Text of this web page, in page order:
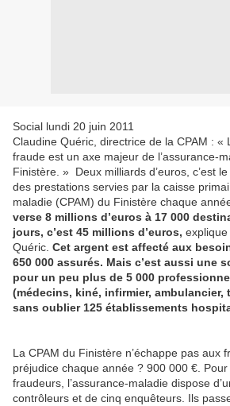
Social lundi 20 juin 2011
Claudine Quéric, directrice de la CPAM : «
fraude est un axe majeur de l’assurance-
Finistère. » Deux milliards d’euros, c’est
des prestations servies par la caisse
maladie (CPAM) du Finistère chaque
verse 8 millions d’euros à 17 000
jours, c’est 45 millions d’euros,
Quéric. Cet argent est affecté aux
650 000 assurés. Mais c’est aussi une
pour un peu plus de 5 000
(médecins, kiné, infirmier,
sans oublier 125 établissements
La CPAM du Finistère n’échappe pas aux
préjudice chaque année ? 900 000 €.
fraudeurs, l’assurance-maladie dispose
contrôleurs et de cinq enquêteurs. Ils